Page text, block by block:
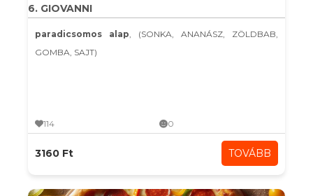
6. GIOVANNI
paradicsomos alap, (SONKA, ANANÁSZ, ZÖLDBAB,
GOMBA, SAJT)
114 0
3160 Ft TOVÁBB